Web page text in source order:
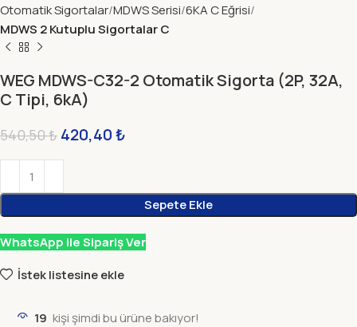
Otomatik Sigortalar MDWS Serisi 6KA C Eğrisi
MDWS 2 Kutuplu Sigortalar C
WEG MDWS-C32-2 Otomatik Sigorta (2P, 32A,
C Tipi, 6kA)
540,50₺ 420,40₺
Sepete Ekle
WhatsApp ile Sipariş Ver
İstek listesine ekle
19 kişi şimdi bu ürüne bakıyor!